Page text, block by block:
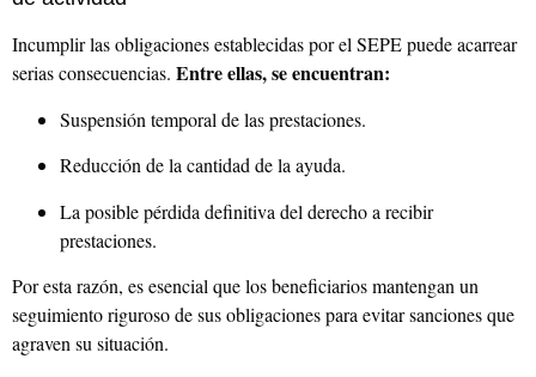
Incumplir las obligaciones establecidas por el SEPE puede acarrear
serias consecuencias. Entre ellas, se encuentran:
Suspensión temporal de las prestaciones.
Reducción de la cantidad de la ayuda.
La posible pérdida definitiva del derecho a recibir
prestaciones.
Por esta razón, es esencial que los beneficiarios mantengan un
seguimiento riguroso de sus obligaciones para evitar sanciones que
agraven su situación.